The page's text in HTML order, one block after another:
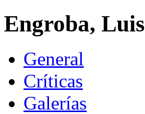
Engroba, Luis
General
Críticas
Galerías